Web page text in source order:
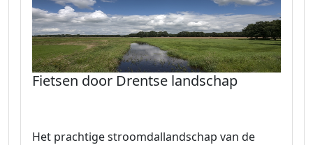
Fietsen door Drentse landschap
Het prachtige stroomdallandschap van de